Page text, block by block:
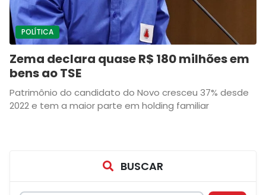
POLÍTICA
Zema declara quase R$ 180 milhões em
bens ao TSE
Patrimônio do candidato do Novo cresceu 37% desde
2022 e tem a maior parte em holding familiar
BUSCAR